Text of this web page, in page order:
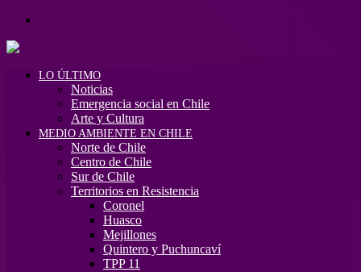
LO ÚLTIMO
Noticias
Emergencia social en Chile
Arte y Cultura
MEDIO AMBIENTE EN CHILE
Norte de Chile
Centro de Chile
Sur de Chile
Territorios en Resistencia
Coronel
Huasco
Mejillones
Quintero y Puchuncaví
TPP 11